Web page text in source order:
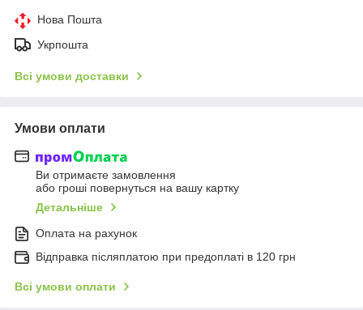
Нова Пошта
Укрпошта
Всі умови доставки
Умови оплати
Ви отримаєте замовлення
або гроші повернуться на вашу картку
Детальніше
Оплата на рахунок
Відправка післяплатою при предоплаті в 120 грн
Всі умови оплати